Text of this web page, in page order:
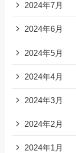
2024年7月
2024年6月
2024年5月
2024年4月
2024年3月
2024年2月
2024年1月